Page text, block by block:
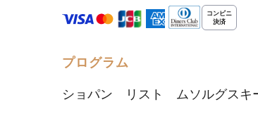
プログラム
ショパン リスト ムソルグス